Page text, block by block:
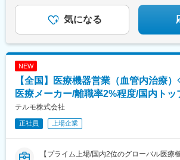
化学EMS株式会社株式会社エネコート 他
気になる
NEW
【全国】医療機器営業（血管内治療
医療メーカー/離職率2%程度/国内ト
テルモ株式会社
正社員 上場企業
【プライム上場/国内2位のグローバル医療